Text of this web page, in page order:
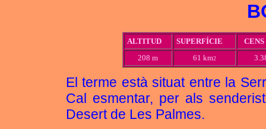
ALTITUD SUPERFÍCIE
CENS
208 m
61 km2
El terme està situat entre la
Cal esmentar, per als
Desert de Les Palmes.